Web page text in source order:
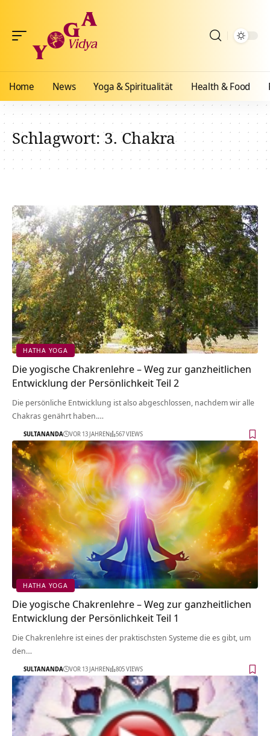
Home News Yoga & Spiritualität Health & Food
Schlagwort:3. Chakra
HATHA YOGA
Die yogische Chakrenlehre – Weg zur ganzheitlichen
Entwicklung der Persönlichkeit Teil 2
Die persönliche Entwicklung ist also abgeschlossen, nachdem wir alle
Chakras genährt haben.…
SULTANANDA VOR 13 JAHREN 567 VIEWS
HATHA YOGA
Die yogische Chakrenlehre – Weg zur ganzheitlichen
Entwicklung der Persönlichkeit Teil 1
Die Chakrenlehre ist eines der praktischsten Systeme die es gibt, um
den…
SULTANANDA VOR 13 JAHREN 805 VIEWS